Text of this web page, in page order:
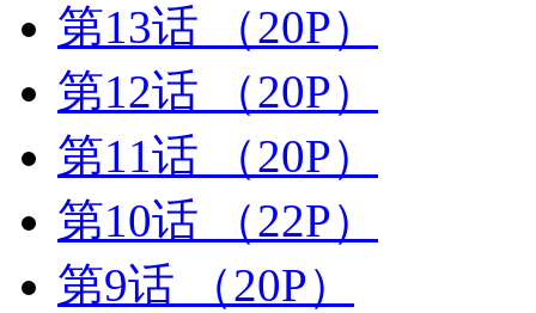
第13话
（20P）
第12话
（20P）
第11话
（20P）
第10话
（22P）
第9话
（20P）